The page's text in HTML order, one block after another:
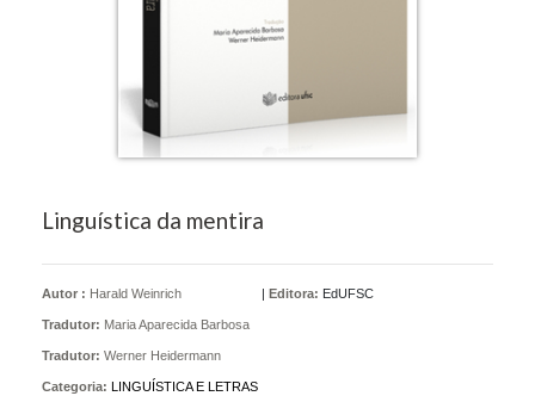
Linguística da mentira
Autor : Harald Weinrich
Tradutor: Maria Aparecida Barbosa
Tradutor: Werner Heidermann
| Editora: EdUFSC
Categoria: LINGUÍSTICA E LETRAS